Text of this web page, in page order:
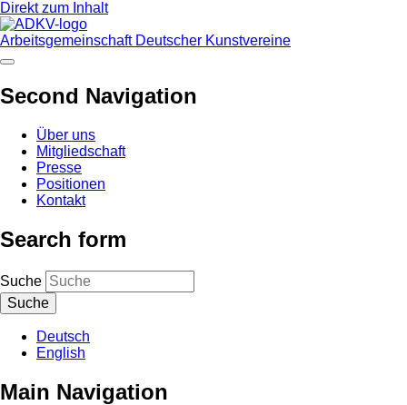
Direkt zum Inhalt
Arbeitsgemeinschaft Deutscher Kunstvereine
Second Navigation
Über uns
Mitgliedschaft
Presse
Positionen
Kontakt
Search form
Suche
Deutsch
English
Main Navigation